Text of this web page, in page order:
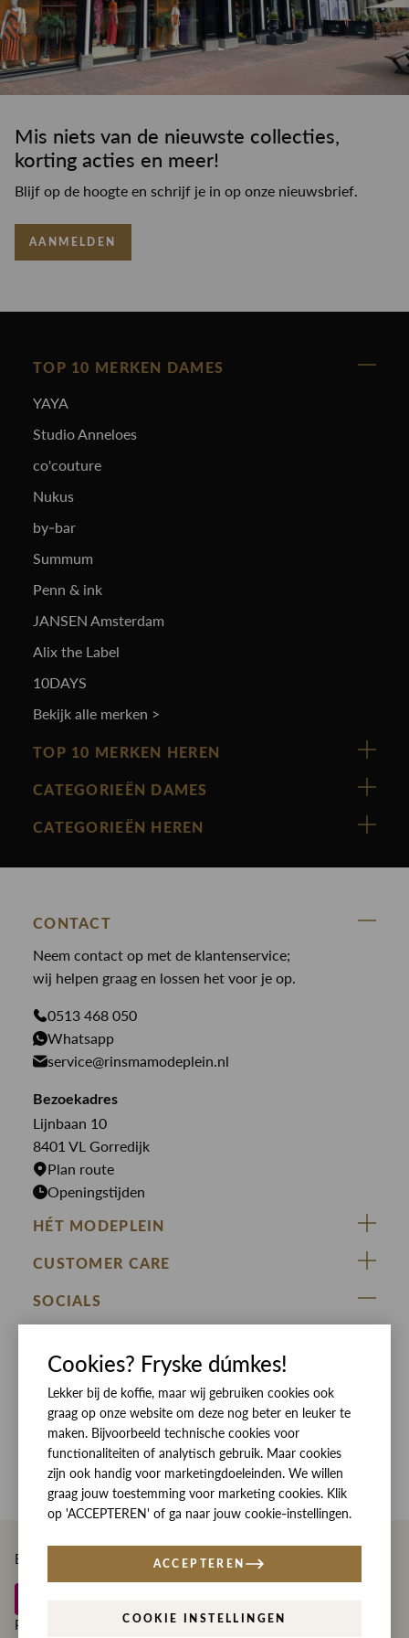
Mis niets van de nieuwste collecties,
korting acties en meer!
Blijf op de hoogte en schrijf je in op onze nieuwsbrief.
AANMELDEN
TOP 10 MERKEN DAMES
YAYA
Studio Anneloes
co'couture
Nukus
by-bar
Summum
Penn & ink
JANSEN Amsterdam
Alix the Label
10DAYS
Bekijk alle merken >
TOP 10 MERKEN HEREN
Vanguard
Cast Iron
Paul en Shark
Genti
PME Legend
Butcher of Blue
Bekijk alle merken >
CATEGORIEËN DAMES
Nieuw binnen
Blouses
Broeken
Gilets
Jassen
Jeans
Jumpsuits
Jurken
Rokken
CATEGORIEËN HEREN
Broeken
Colberts
Giftcards
Jassen
Overhemden
T-shirts
CONTACT
Neem contact op met de klantenservice;
wij helpen graag en lossen het voor je op.
0513 468 050
Whatsapp
service@rinsmamodeplein.nl
Bezoekadres
Lijnbaan 10
8401 VL Gorredijk
Plan route
Openingstijden
HÉT MODEPLEIN
ZIJ VAN RINSMA
DE HEEREN VAN RINSMA
RINSMA.CONCEPTS
Eten en drinken
Openingstijden
Werken bij RINSMA
CUSTOMER CARE
Veelgestelde vragen
Retourneren & Ruilen
Betaalmethoden
Bezorgen
Contact
Reviews
SOCIALS
Betaal eenvoudig en veilig met
Privacy Algemene voorwaarden
Cookies? Fryske dúmkes!
Lekker bij de koffie, maar wij gebruiken cookies ook
graag op onze website om deze nog beter en leuker te
maken. Bijvoorbeeld technische cookies voor
functionaliteiten of analytisch gebruik. Maar cookies
zijn ook handig voor marketingdoeleinden. We willen
graag jouw toestemming voor marketing cookies. Klik
op 'ACCEPTEREN' of ga naar jouw cookie-instellingen.
COOKIE INSTELLINGEN
ACCEPTEREN